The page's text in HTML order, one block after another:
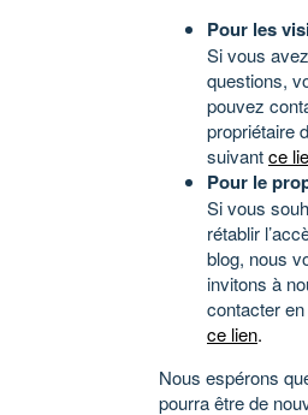
Pour les
Si vous
questions,
pouvez
propriétaire
suivantce
Pour le
Si vous
rétablir
blog, nous
invitons à
contacter
ce lien.
Nous espérons
pourra être de